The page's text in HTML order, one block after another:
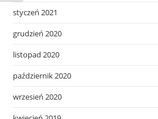
styczeń 2021
grudzień 2020
listopad 2020
październik 2020
wrzesień 2020